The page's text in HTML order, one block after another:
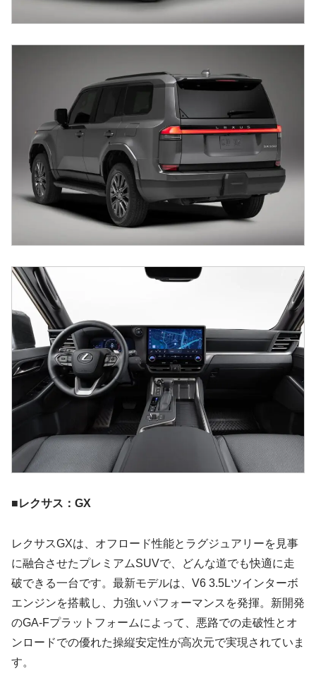
■レクサス：GX
レクサスGXは、オフロード性能とラグジュアリーを見事
に融合させたプレミアムSUVで、どんな道でも快適に走
破できる一台です。最新モデルは、V6 3.5Lツインターボ
エンジンを搭載し、力強いパフォーマンスを発揮。新開発
のGA-Fプラットフォームによって、悪路での走破性とオ
ンロードでの優れた操縦安定性が高次元で実現されていま
す。